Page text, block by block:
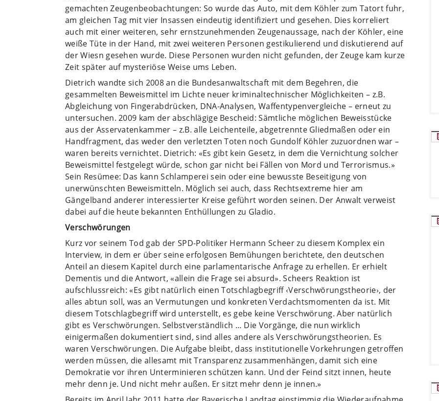
gemachten Zeugenbeobachtungen: So wurde das Auto, mit dem Köhler zum Tatort fuhr,
am gleichen Tag mit vier Insassen eindeutig identifiziert und gesehen. Dies korreliert
auch mit einer weiteren, sehr ernstzunehmenden Zeugenaussage, nach der Köhler, eine
weiße Tüte in der Hand, mit zwei weiteren Personen gestikulierend und diskutierend auf
der Wiesn gesehen wurde. Diese Personen wurden nicht gefunden, der Zeuge kam kurze
Zeit später auf mysteriöse Weise ums Leben.
Dietrich wandte sich 2008 an die Bundesanwaltschaft mit dem Begehren, die
gesammelten Beweismittel im Lichte neuer kriminaltechnischer Möglichkeiten – z.B.
Abgleichung von Fingerabdrücken, DNA-Analysen, Waffentypenvergleiche – erneut zu
untersuchen. 2009 kam der abschlägige Bescheid: Sämtliche möglichen Beweisstücke
aus der Asservatenkammer – z.B. alle Leichenteile, abgetrennte Gliedmaßen oder ein
Handfragment, das weder den verletzten Toten noch Gundolf Köhler zuzuordnen war –
waren bereits vernichtet. Dietrich: «Es gibt kein Gesetz, in dem die Vernichtung solcher
Beweismittel festgelegt würde, schon gar nicht bei Fällen von Mord und Terrorismus.»
Sein Resümee: Das kann Schlamperei sein oder eine bewusste Beseitigung von
unerwünschten Beweismitteln. Möglich sei auch, dass Rechtsextreme hier am
Gängelband anderer interessierter Kreise geführt worden seinen. Der Anwalt verweist
dabei auf die heute bekannten Enthüllungen zu Gladio.
Verschwörungen
Kurz vor seinem Tod gab der SPD-Politiker Hermann Scheer zu diesem Komplex ein
Interview, in dem er über seine erfolgosen Bemühungen berichtete, den deutschen
Anteil an diesem Kapitel durch eine parlamentarische Anfrage zu erhellen. Er erhielt
Dementis und die Antwort, «allein die Frage sei absurd». Scheers Reaktion ist
aufschlussreich: «Es gibt natürlich einen Totschlagbegriff ‹Verschwörungstheorie›, der
alles abtun soll, was an Vermutungen und konkreten Verdachtsmomenten da ist. Mit
diesem Totschlagbegriff wird unterstellt, es gebe keine Verschwörung. Aber natürlich
gibt es Verschwörungen. Selbstverständlich … Die Vorgänge, die nun wirklich
einigermaßen dokumentiert sind, sind alles andere als Verschwörungstheorien. Es
waren Verschwörungen. Die Aufgabe bleibt, dass institutionelle Vorkehrungen getroffen
werden müssen, die allesamt mit Transparenz zusammenhängen, damit sich eine
Demokratie vor ihren Unterminieren schützen kann. Und der Feind sitzt innen, heute
mehr denn je. Und nicht mehr außen. Er sitzt mehr denn je innen.»